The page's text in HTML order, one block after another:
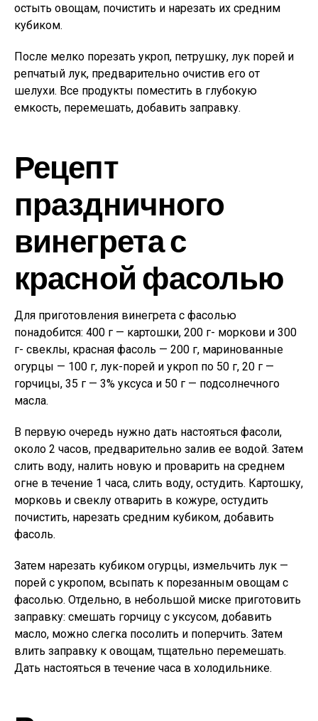
остыть овощам, почистить и нарезать их средним
кубиком.
После мелко порезать укроп, петрушку, лук порей и
репчатый лук, предварительно очистив его от
шелухи. Все продукты поместить в глубокую
емкость, перемешать, добавить заправку.
Рецепт
праздничного
винегрета с
красной фасолью
Для приготовления винегрета с фасолью
понадобится: 400 г — картошки, 200 г- моркови и 300
г- свеклы, красная фасоль — 200 г, маринованные
огурцы — 100 г, лук-порей и укроп по 50 г, 20 г —
горчицы, 35 г — 3% уксуса и 50 г — подсолнечного
масла.
В первую очередь нужно дать настояться фасоли,
около 2 часов, предварительно залив ее водой. Затем
слить воду, налить новую и проварить на среднем
огне в течение 1 часа, слить воду, остудить. Картошку,
морковь и свеклу отварить в кожуре, остудить
почистить, нарезать средним кубиком, добавить
фасоль.
Затем нарезать кубиком огурцы, измельчить лук —
порей с укропом, всыпать к порезанным овощам с
фасолью. Отдельно, в небольшой миске приготовить
заправку: смешать горчицу с уксусом, добавить
масло, можно слегка посолить и поперчить. Затем
влить заправку к овощам, тщательно перемешать.
Дать настояться в течение часа в холодильнике.